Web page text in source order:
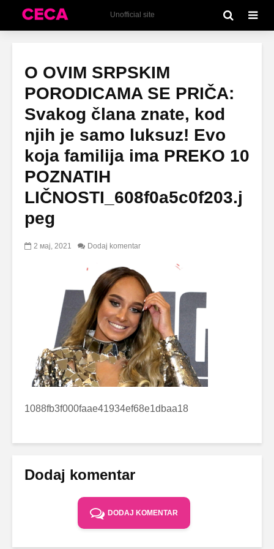
Unofficial site
O OVIM SRPSKIM
PORODICAMA SE PRIČA:
Svakog člana znate, kod
njih je samo luksuz! Evo
koja familija ima PREKO 10
POZNATIH
LIČNOSTI_608f0a5c0f203.j
peg
2 мај, 2021 Dodaj komentar
1088fb3f000faae41934ef68e1dbaa18
Dodaj komentar
DODAJ KOMENTAR